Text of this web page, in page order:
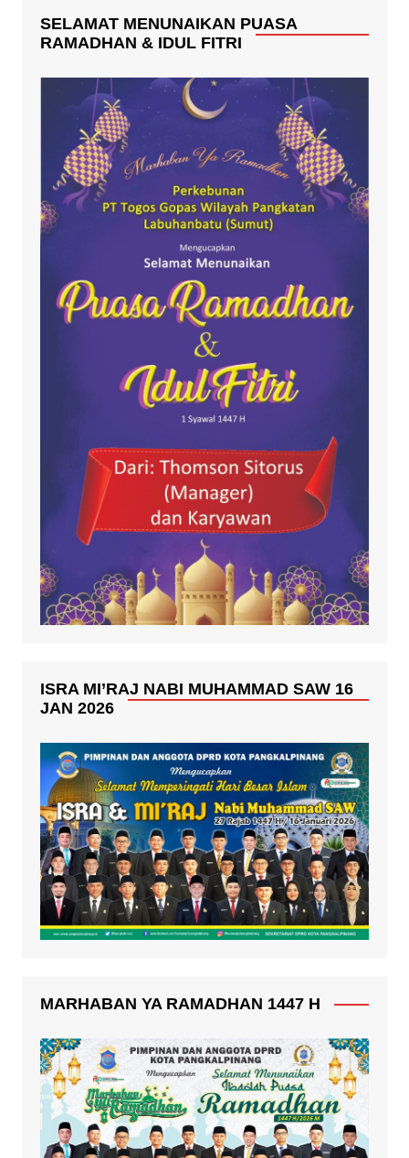
SELAMAT MENUNAIKAN PUASA
RAMADHAN & IDUL FITRI
ISRA MI’RAJ NABI MUHAMMAD SAW 16
JAN 2026
MARHABAN YA RAMADHAN 1447 H